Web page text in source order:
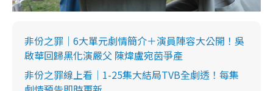
非份之罪｜6大單元劇情簡介＋演員陣容大公開！吳
啟華回歸黑化演嚴父 陳煒盧宛茵爭產
非份之罪線上看｜1-25集大結局TVB全劇透！每集